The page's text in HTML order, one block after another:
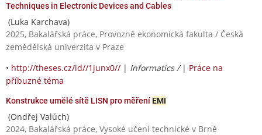
Techniques in Electronic Devices and Cables
(Luka Karchava)
2025, Bakalářská práce, Provozně ekonomická fakulta / Česká
zemědělská univerzita v Praze
• http://theses.cz/id//1junx0// | Informatics / | Práce na
příbuzné téma
Konstrukce umělé sítě LISN pro měření EMI
(Ondřej Valúch)
2024, Bakalářská práce, Vysoké učení technické v Brně